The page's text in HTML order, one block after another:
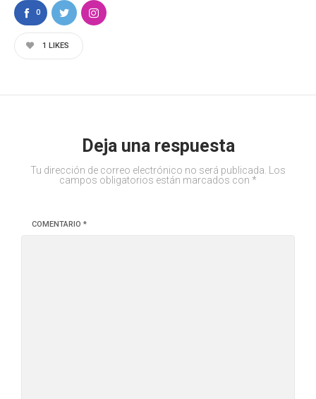
0
1 LIKES
Deja una respuesta
Tu dirección de correo electrónico no será publicada. Los
campos obligatorios están marcados con *
COMENTARIO *